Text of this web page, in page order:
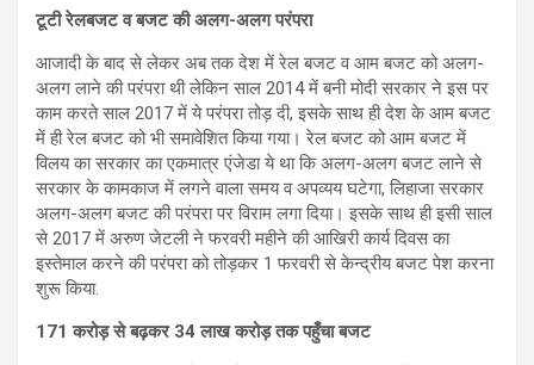
टूटी रेलबजट व बजट की अलग-अलग परंपरा
आजादी के बाद से लेकर अब तक देश में रेल बजट व आम बजट को अलग-
अलग लाने की परंपरा थी लेकिन साल 2014 में बनी मोदी सरकार ने इस पर
काम करते साल 2017 में ये परंपरा तोड़ दी, इसके साथ ही देश के आम बजट
में ही रेल बजट को भी समावेशित किया गया। रेल बजट को आम बजट में
विलय का सरकार का एकमात्र एंजेडा ये था कि अलग-अलग बजट लाने से
सरकार के कामकाज में लगने वाला समय व अपव्यय घटेगा, लिहाजा सरकार
अलग-अलग बजट की परंपरा पर विराम लगा दिया। इसके साथ ही इसी साल
से 2017 में अरुण जेटली ने फरवरी महीने की आखिरी कार्य दिवस का
इस्तेमाल करने की परंपरा को तोड़कर 1 फरवरी से केन्द्रीय बजट पेश करना
शुरू किया.
171 करोड़ से बढ़कर 34 लाख करोड़ तक पहुँचा बजट